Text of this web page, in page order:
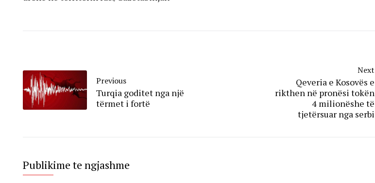
Previous
Turqia goditet nga një
tërmet i fortë
Next
Qeveria e Kosovës e
rikthen në pronësi tokën
4 milionëshe të
tjetërsuar nga serbi
Publikime te ngjashme